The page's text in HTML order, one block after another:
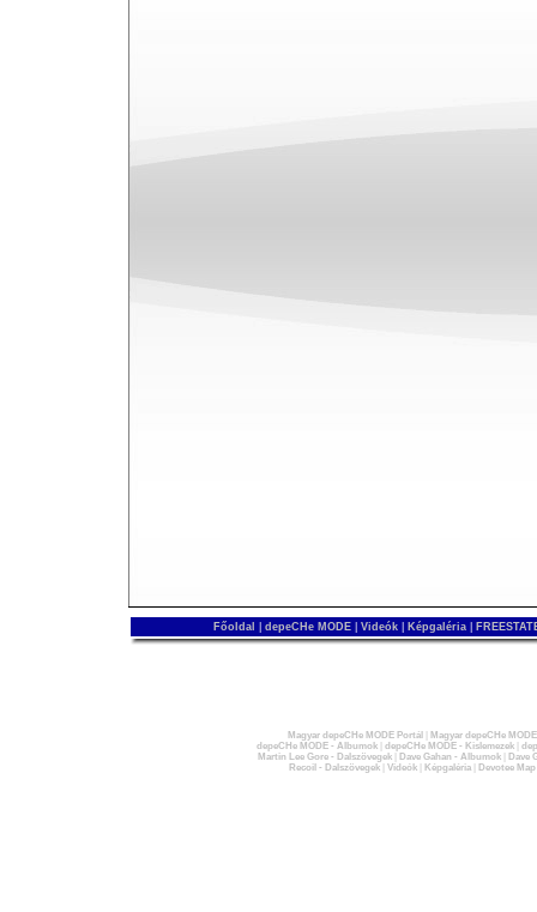
Főoldal depeCHe MODE Videók Képgaléria
Magyar depeCHe MODE Portál
Magyar depeCHe
depeCHe MODE - Albumok| depeCHe MODE - Kislemezek|
Martin Lee Gore - Dalszövegek| Dave Gahan - Albumok|
Dave
Recoil - Dalszövegek| Videók| Képgaléria| Devotee Map